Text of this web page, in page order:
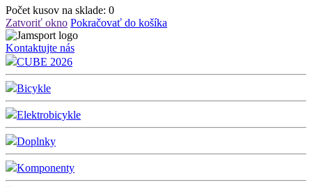
Počet kusov na sklade: 0
Zatvoriť okno Pokračovať do košíka
Kontaktujte nás
CUBE 2026
Bicykle
Elektrobicykle
Doplnky
Komponenty